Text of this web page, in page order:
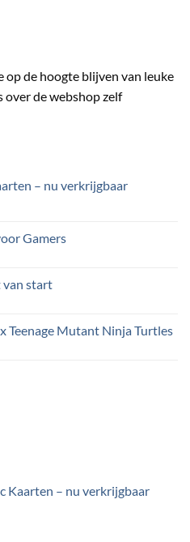
op de hoogte blijven van leuke
over de webshop zelf
– nu verkrijgbaar
Gamers
van start
Teenage Mutant Ninja Turtles
Kaarten – nu verkrijgbaar